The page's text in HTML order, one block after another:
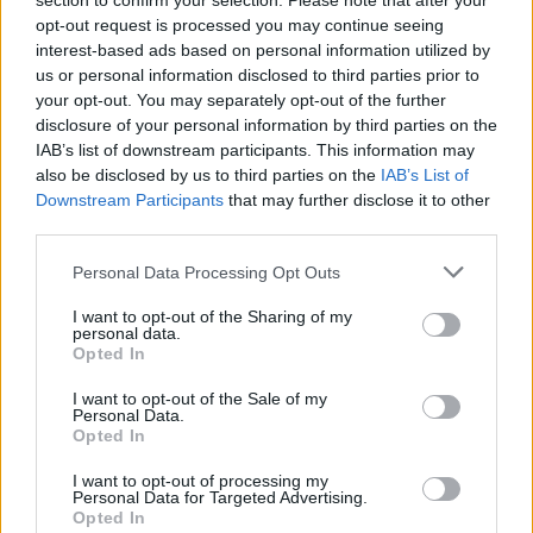
opt-out request is processed you may continue seeing
interest-based ads based on personal information utilized by
us or personal information disclosed to third parties prior to
your opt-out. You may separately opt-out of the further
disclosure of your personal information by third parties on the
IAB’s list of downstream participants. This information may
also be disclosed by us to third parties on the IAB’s List of
Downstream Participants that may further disclose it to other
Personal Data Processing Opt Outs
I want to opt-out of the Sharing of my
personal data.
Opted In
I want to opt-out of the Sale of my
Personal Data.
Opted In
I want to opt-out of processing my
Personal Data for Targeted Advertising.
Opted In
Σαρακιώτη αναδεικνύεται για μία ακόμη φορά, ένα
σημαντικό πρόβλημα που αφορά την περιοχή της Βόρειας
Φθιώτιδας και στον αντίποδα των σημερινών επιλογών της
Κυβέρνησης της Νέας Δημοκρατίας, υπογραμμίζεται η
σημασία της λειτουργίας βιώσιμων αποκεντρωμένων
υπηρεσιών, για τη διατήρηση και ενίσχυση των οποίων το
προηγούμενο διάστημα καταβλήθηκε μεγάλη προσπάθεια.
ΑΝΑΦΟΡΑ
Για τον κ.κ.:
Υπουργό Επικρατείας και Ψηφιακής Διακυβέρνησης
των ΕΛ.ΤΑ. Δομοκού»
Ο Βουλευτής Φθιώτιδας κ. Ιωάννης Σαρακιώτης καταθέτει
ψήφισμα του Δημοτικού Συμβουλίου Δομοκού Π.Ε.
Φθιώτιδας, εντός του οποίου